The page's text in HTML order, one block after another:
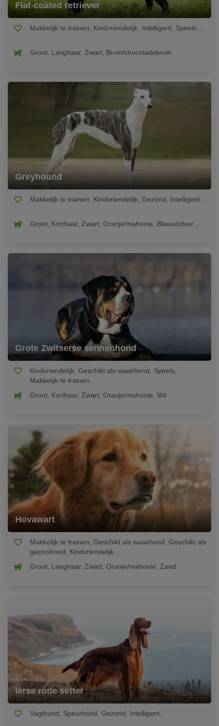
Flat-coated retriever
Makkelijk te trainen, Kindvriendelijk, Intelligent, Speels...
Groot, Langhaar, Zwart, Bruin/chocoladebruin
Greyhound
Makkelijk te trainen, Kindvriendelijk, Gezond, Intelligent...
Groot, Korthaar, Zwart, Oranje/mahonie, Blauw/zilver...
Grote Zwitserse sennenhond
Kindvriendelijk, Geschikt als waakhond, Speels,
Makkelijk te trainen...
Groot, Korthaar, Zwart, Oranje/mahonie, Wit
Hovawart
Makkelijk te trainen, Geschikt als waakhond, Geschikt als
gezinshond, Kindvriendelijk...
Groot, Langhaar, Zwart, Oranje/mahonie, Zand
Ierse rode setter
Vagthund, Speurhond, Gezond, Intelligent...